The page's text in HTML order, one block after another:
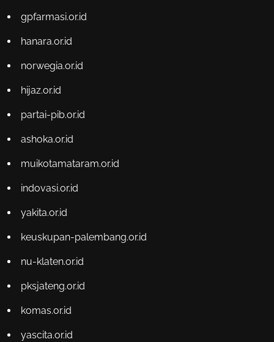
gpfarmasi.or.id
hanara.or.id
norwegia.or.id
hijaz.or.id
partai-pib.or.id
ashoka.or.id
muikotamataram.or.id
indovasi.or.id
yakita.or.id
keuskupan-palembang.or.id
nu-klaten.or.id
pksjateng.or.id
komas.or.id
yascita.or.id